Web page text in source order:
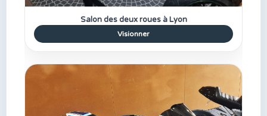
Salon des deux roues à Lyon
Visionner